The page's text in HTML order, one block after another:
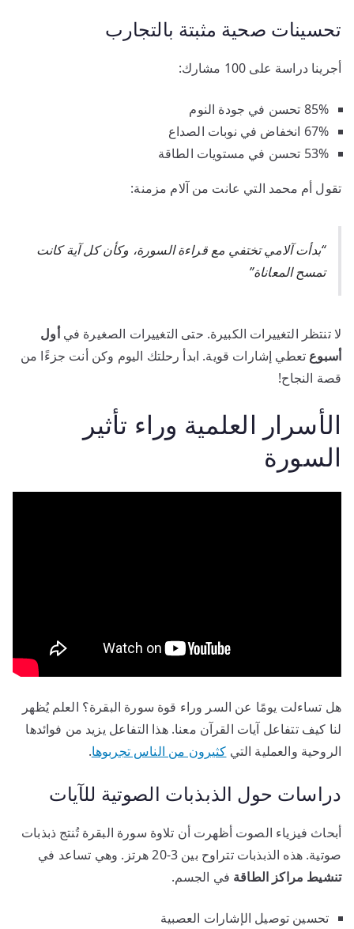
تحسينات صحية مثبتة بالتجارب
أجرينا دراسة على 100 مشارك:
85% تحسن في جودة النوم
67% انخفاض في نوبات الصداع
53% تحسن في مستويات الطاقة
تقول أم محمد التي عانت من آلام مزمنة:
“بدأت آلامي تختفي مع قراءة السورة، وكأن كل آية كانت
تمسح المعاناة”
لا تنتظر التغييرات الكبيرة. حتى التغييرات الصغيرة فيأول
أسبوع تعطي إشارات قوية. ابدأ رحلتك اليوم وكن أنت جزءًا من
قصة النجاح!
الأسرار العلمية وراء تأثير
السورة
هل تساءلت يومًا عن السر وراء قوة سورة البقرة؟ العلم يُظهر
لنا كيف تتفاعل آيات القرآن معنا. هذا التفاعل يزيد من فوائدها
الروحية والعملية التي كثيرون من الناس تجربوها.
دراسات حول الذبذبات الصوتية للآيات
أبحاث فيزياء الصوت أظهرت أن تلاوة سورة البقرة تُنتج ذبذبات
صوتية. هذه الذبذبات تتراوح بين 3-20 هرتز. وهي تساعد في
تنشيط مراكز الطاقة في الجسم.
تحسين توصيل الإشارات العصبية